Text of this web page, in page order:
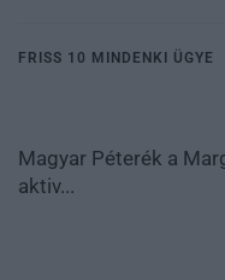
FRISS 10 MINDENKI ÜGYE
Magyar Péterék a
aktiv...